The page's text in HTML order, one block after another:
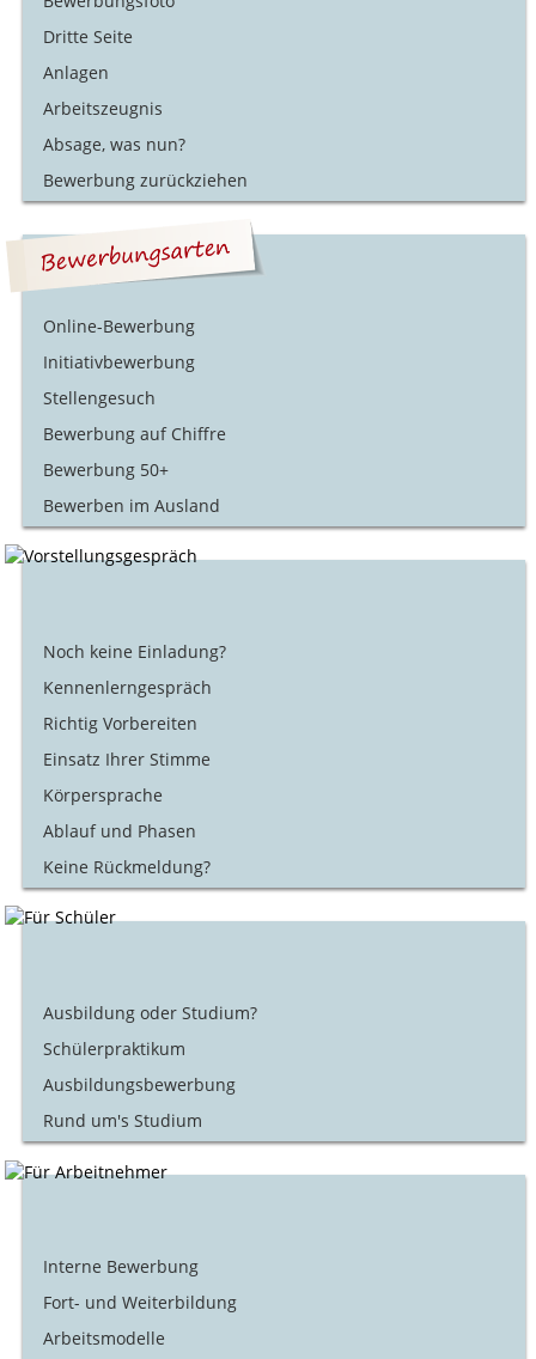
Dritte Seite
Anlagen
Arbeitszeugnis
Absage, was nun?
Bewerbung zurückziehen
Online-Bewerbung
Initiativbewerbung
Stellengesuch
Bewerbung auf Chiffre
Bewerbung 50+
Bewerben im Ausland
Noch keine Einladung?
Kennenlerngespräch
Richtig Vorbereiten
Einsatz Ihrer Stimme
Körpersprache
Ablauf und Phasen
Keine Rückmeldung?
Ausbildung oder Studium?
Schülerpraktikum
Ausbildungsbewerbung
Rund um's Studium
Interne Bewerbung
Fort- und Weiterbildung
Arbeitsmodelle